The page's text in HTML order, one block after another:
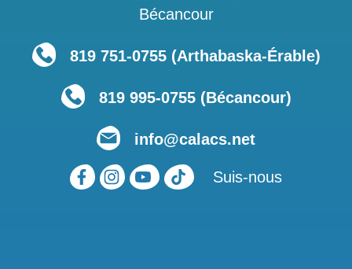
Bécancour
819 751‑0755 (Arthabaska-Érable)
819 995-0755 (Bécancour)
info@calacs.net
Suis-nous